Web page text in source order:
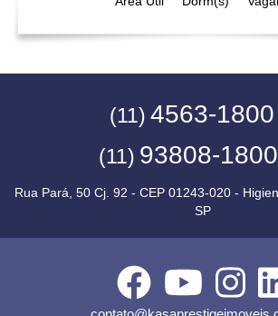
(11) 4563-1800
(11) 93808-1800
Rua Pará, 50 Cj. 92 - CEP 01243-020 -
SP